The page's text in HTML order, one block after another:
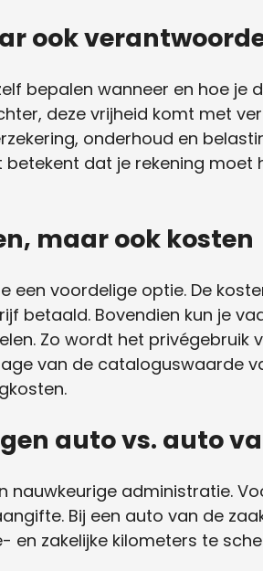
ook
bepalen wanneer en hoe je
deze vrijheid komt met
onderhoud en
dat je rekening
maar ook kosten
een voordelige optie. De
betaald. Bovendien kun je
Zo wordt het privégebruik
van de cataloguswaarde
auto vs. auto
nauwkeurige administratie.
Bij een auto van de
zakelijke kilometers te